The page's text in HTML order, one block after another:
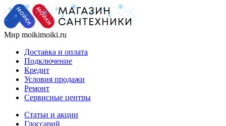
Мир moikimoiki.ru
Доставка и оплата
Подключение
Кредит
Условия продажи
Ремонт
Сервисные центры
Статьи и акции
Глоссарий